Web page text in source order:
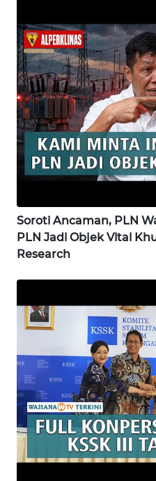
Soroti Ancaman, PLN
PLN Jadi Objek Vital
Research
SUKABUMI
WN
PURWAKARTA
WN
PRIANGAN
TIMUR
SEMARANG
WN
SOLO
BOROBUDUR
MADURA
WN
SURABAYA
NATUNA